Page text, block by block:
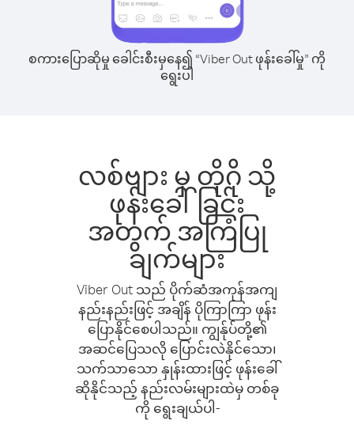
စကားပြောဆိုမှု ခေါင်းစီးမှနေ၍ “Viber Out ဖုန်းခေါ်မှု” ကို
ရွေးပါ
လစ်ဗျား မှ တိုဂို သို့
ဖုန်းခေါ်ခြင်း
အတွက် အကြံပြု
ချက်များ
Viber Out သည် ပိုက်ဆံအကုန်အကျ
နည်းနည်းဖြင့် အချိန် ပိုကြာကြာ ဖုန်း
ပြောနိုင်စေပါသည်။ ကျွန်ုပ်တို့၏
အဆင်ပြေသလို ပြောင်းလဲနိုင်သော၊
သက်သာသော နှုန်းထားဖြင့် ဖုန်းခေါ်
ဆိုနိုင်သည့် နည်းလမ်းများထဲမှ တစ်ခု
ကို ရွေးချယ်ပါ-